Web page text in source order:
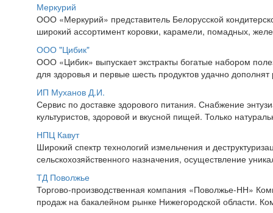
Меркурий
ООО «Меркурий» представитель Белорусской
широкий ассортимент коровки, карамели, помадных,
ООО "Цибик"
ООО «Цибик» выпускает экстракты богатые набором
для здоровья и первые шесть продуктов удачно
ИП Муханов Д.И.
Сервис по доставке здорового питания. Снабжение
культуристов, здоровой и вкусной пищей. Только
НПЦ Кавут
Широкий спектр технологий измельчения и
сельскохозяйственного назначения, осуществление
ТД Поволжье
Торгово-производственная компания «Поволжье-НН»
продаж на бакалейном рынке Нижегородской области.